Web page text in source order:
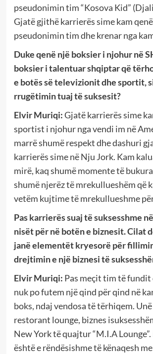
pseudonimin tim “Kosova Kid”
Gjatë gjithë karrierës sime kam
pseudonimin tim dhe krenar nga
Duke qenë një boksier i njohur në
boksier i talentuar shqiptar që
e botës së televizionit dhe sportit,
rrugëtimin tuaj të suksesit?
Elvir Muriqi:Gjatë karrierës sime
sportist i njohur nga vendi im në
marrë shumë respekt dhe dashuri
karrierës sime në Nju Jork. Kam
mirë, kaq shumë momente të
shumë njerëz të mrekullueshëm që
vetëm kujtime të mrekullueshme
Pas karrierës suaj të suksesshme
nisët për në botën e biznesit. Cilat
janë elementët kryesorë për
drejtimin e një biznesi të
Elvir Muriqi: Pas meçit tim të fundit
nuk po futem një qind për qind në
boks, ndaj vendosa të tërhiqem.
restorant lounge, biznes
New York të quajtur “M.I.A
është e rëndësishme të kënaqesh